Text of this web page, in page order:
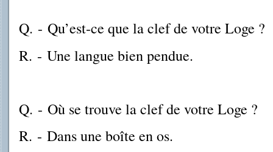
Q. - Qu’est-ce que la clef de votre Loge ?
R. - Une langue bien pendue.
Q. - Où se trouve la clef de votre Loge ?
R. - Dans une boîte en os.